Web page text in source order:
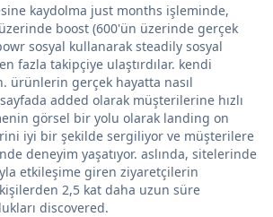
kaydolma just months işleminde,
boost (600'ün üzerinde gerçek
sosyal kullanarak steadily sosyal
fazla takipçiye ulaştırdılar. kendi
ürünlerin gerçek hayatta nasıl
added olarak müşterilerine hızlı
görsel bir yolu olarak landing on
iyi bir şekilde sergiliyor ve müşterilere
deneyim yaşatıyor. aslında, sitelerinde
etkileşime giren ziyaretçilerin
2,5 kat daha uzun süre
discovered.